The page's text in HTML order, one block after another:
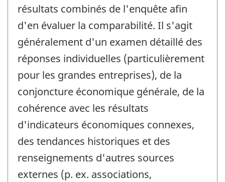
résultats combinés de l'enquête afin
d'en évaluer la comparabilité. Il s'agit
généralement d'un examen détaillé des
réponses individuelles (particulièrement
pour les grandes entreprises), de la
conjoncture économique générale, de la
cohérence avec les résultats
d'indicateurs économiques connexes,
des tendances historiques et des
renseignements d'autres sources
externes (p. ex. associations,